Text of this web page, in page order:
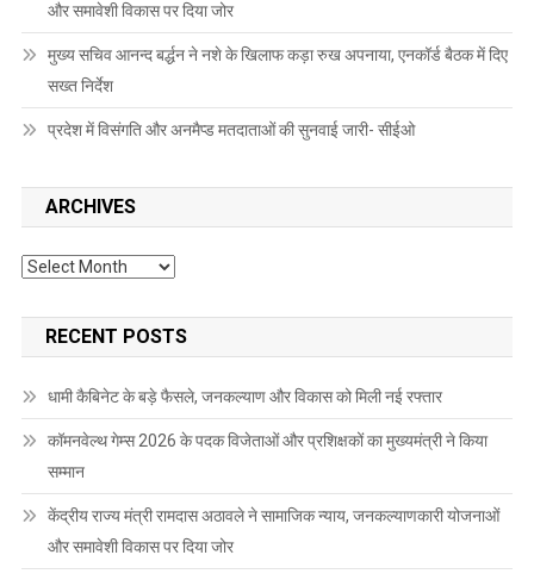
और समावेशी विकास पर दिया जोर
मुख्य सचिव आनन्द बर्द्धन ने नशे के खिलाफ कड़ा रुख अपनाया, एनकॉर्ड बैठक में दिए
सख्त निर्देश
प्रदेश में विसंगति और अनमैप्ड मतदाताओं की सुनवाई जारी- सीईओ
ARCHIVES
Archives
RECENT POSTS
धामी कैबिनेट के बड़े फैसले, जनकल्याण और विकास को मिली नई रफ्तार
कॉमनवेल्थ गेम्स 2026 के पदक विजेताओं और प्रशिक्षकों का मुख्यमंत्री ने किया
सम्मान
केंद्रीय राज्य मंत्री रामदास अठावले ने सामाजिक न्याय, जनकल्याणकारी योजनाओं
और समावेशी विकास पर दिया जोर